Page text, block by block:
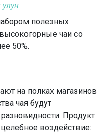
полезных
чаи со
50%.
на полках магазинов
чая будут
Продукт
воздействие: